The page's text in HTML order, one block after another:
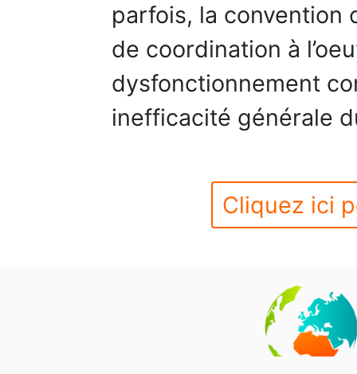
parfois, la convention
de coordination à
dysfonctionnement
inefficacité générale
Cliquez ici